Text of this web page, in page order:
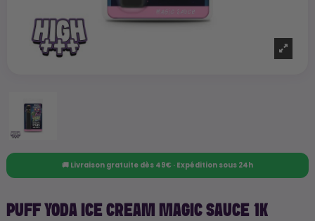
🚚 Livraison gratuite dès 49€ · Expédition sous 24h
PUFF YODA ICE CREAM MAGIC SAUCE 1K